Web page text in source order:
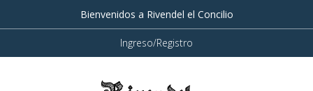
Bienvenidos a Rivendel el Concilio
Ingreso/Registro